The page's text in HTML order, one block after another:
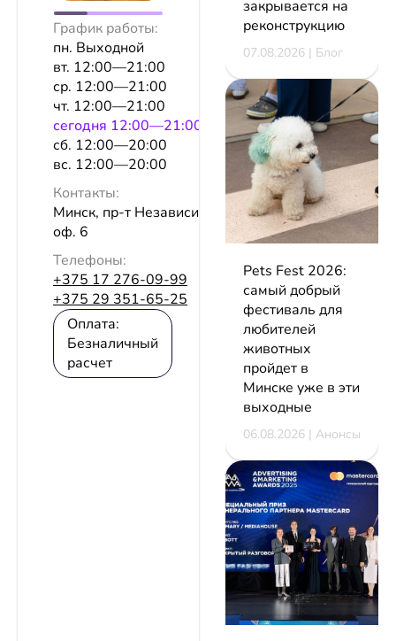
График работы:
пн. Выходной
вт. 12:00—21:00
ср. 12:00—21:00
чт. 12:00—21:00
сeгодня 12:00—21:00
сб. 12:00—20:00
вс. 12:00—20:00
Контакты:
Минск, пр-т Независимости, 58/1,
оф. 6
Телефоны:
+375 17 276-09-99
+375 29 351-65-25
Оплата:
Безналичный
расчет
закрывается на
реконструкцию
07.08.2026 | Блог
Pets Fest 2026:
самый добрый
фестиваль для
любителей
животных
пройдет в
Минске уже в эти
выходные
06.08.2026 | Анонсы